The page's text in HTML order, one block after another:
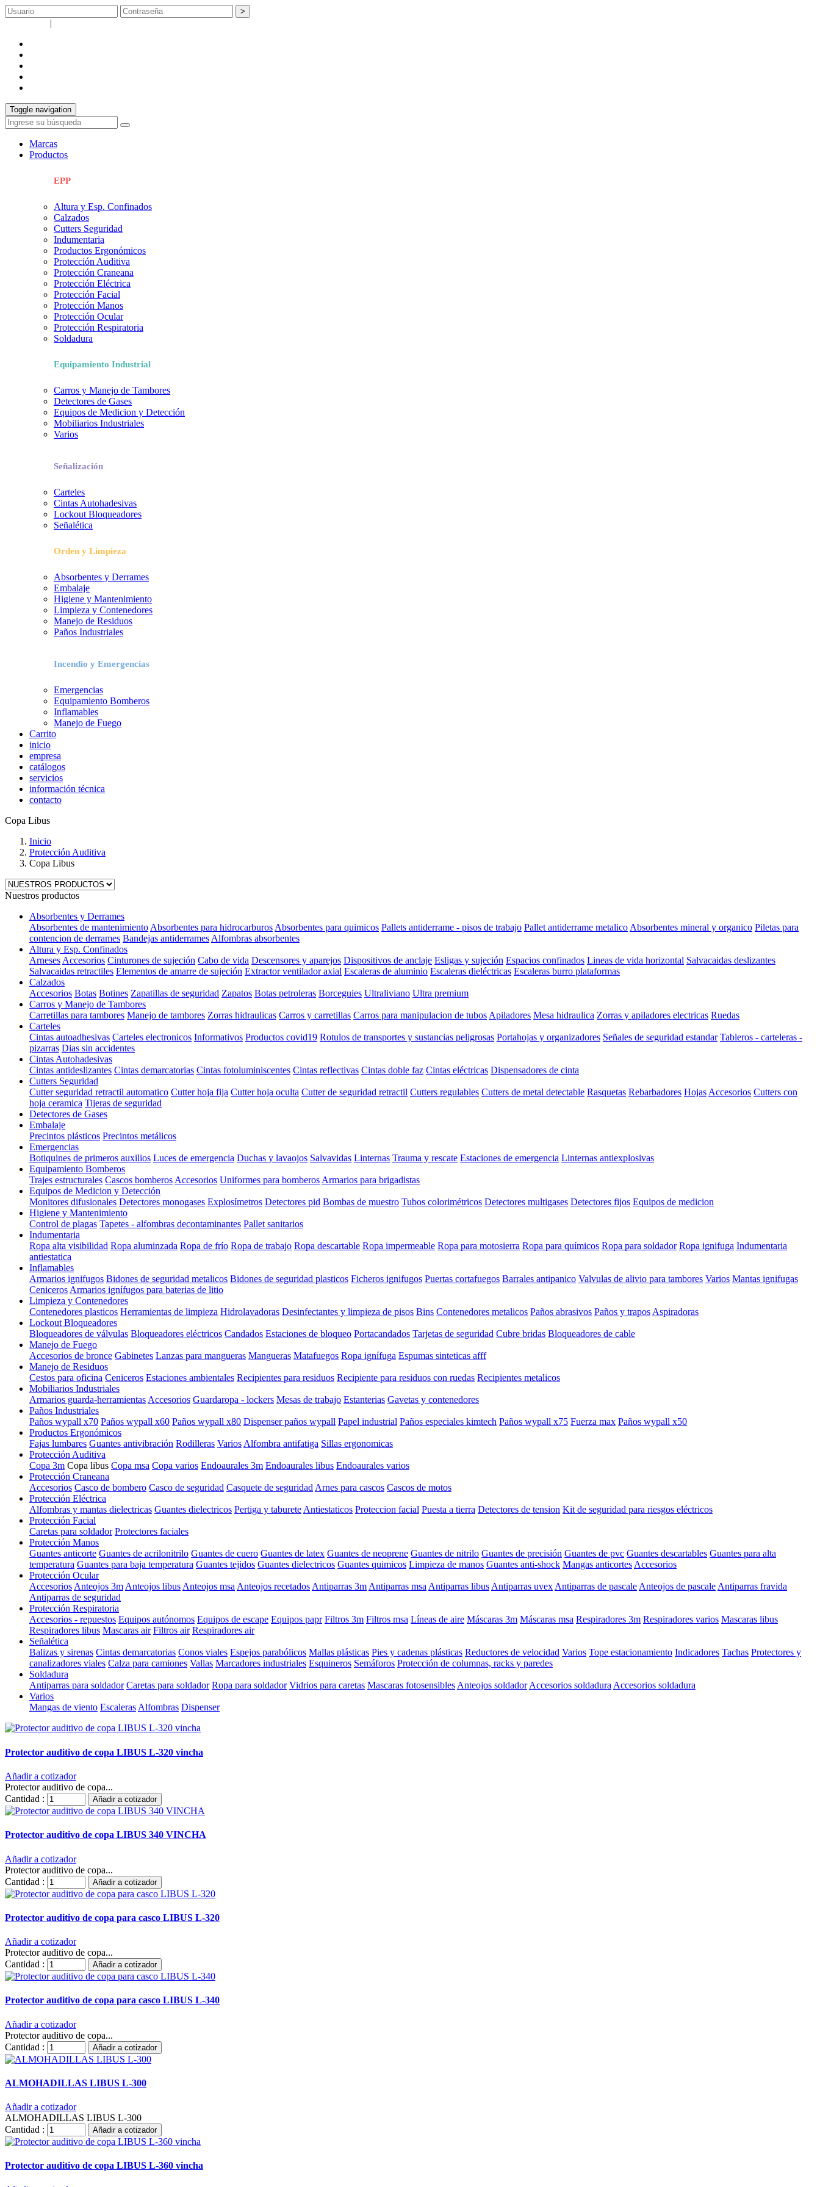
>
|
Toggle navigation
Marcas
Productos
EPP
Altura y Esp. Confinados
Calzados
Cutters Seguridad
Indumentaria
Productos Ergonómicos
Protección Auditiva
Protección Craneana
Protección Eléctrica
Protección Facial
Protección Manos
Protección Ocular
Protección Respiratoria
Soldadura
Equipamiento Industrial
Carros y Manejo de Tambores
Detectores de Gases
Equipos de Medicion y Detección
Mobiliarios Industriales
Varios
Señalización
Carteles
Cintas Autohadesivas
Lockout Bloqueadores
Señalética
Orden y Limpieza
Absorbentes y Derrames
Embalaje
Higiene y Mantenimiento
Limpieza y Contenedores
Manejo de Residuos
Paños Industriales
Incendio y Emergencias
Emergencias
Equipamiento Bomberos
Inflamables
Manejo de Fuego
Carrito
inicio
empresa
catálogos
servicios
información técnica
contacto
Copa Libus
Inicio
Protección Auditiva
Copa Libus
Nuestros productos
Absorbentes y Derrames
Absorbentes de mantenimientoAbsorbentes para hidrocarburosAbsorbentes para quimicos Pallets antiderrame - pisos de trabajo Pallet antiderrame metalicoAbsorbentes mineral y organico Piletas para
contencion de derrames Bandejas antiderramesAlfombras absorbentes
Altura y Esp. Confinados
ArnesesAccesorios Cinturones de sujeción Cabo de vida Descensores y aparejos Dispositivos de anclaje Esligas y sujeción Espacios confinados Lineas de vida horizontal Salvacaidas deslizantes
Salvacaidas retractiles Elementos de amarre de sujeción Extractor ventilador axial Escaleras de aluminio Escaleras dieléctricas Escaleras burro plataformas
Calzados
Accesorios Botas Botines Zapatillas de seguridad Zapatos Botas petroleras Borceguies Ultraliviano Ultra premium
Carros y Manejo de Tambores
Carretillas para tambores Manejo de tambores Zorras hidraulicas Carros y carretillas Carros para manipulacion de tubosApiladores Mesa hidraulica Zorras y apiladores electricas Ruedas
Carteles
Cintas autoadhesivas Carteles electronicos Informativos Productos covid19 Rotulos de transportes y sustancias peligrosas Portahojas y organizadores Señales de seguridad estandar Tableros - carteleras -
pizarras Dias sin accidentes
Cintas Autohadesivas
Cintas antideslizantes Cintas demarcatorias Cintas fotoluminiscentes Cintas reflectivas Cintas doble faz Cintas eléctricas Dispensadores de cinta
Cutters Seguridad
Cutter seguridad retractil automatico Cutter hoja fija Cutter hoja oculta Cutter de seguridad retractil Cutters regulables Cutters de metal detectable Rasquetas Rebarbadores HojasAccesorios Cutters con
hoja ceramica Tijeras de seguridad
Detectores de Gases
Embalaje
Precintos plásticos Precintos metálicos
Emergencias
Botiquines de primeros auxilios Luces de emergencia Duchas y lavaojos Salvavidas Linternas Trauma y rescate Estaciones de emergencia Linternas antiexplosivas
Equipamiento Bomberos
Trajes estructurales Cascos bomberosAccesorios Uniformes para bomberosArmarios para brigadistas
Equipos de Medicion y Detección
Monitores difusionales Detectores monogases Explosímetros Detectores pid Bombas de muestro Tubos colorimétricos Detectores multigases Detectores fijos Equipos de medicion
Higiene y Mantenimiento
Control de plagas Tapetes - alfombras decontaminantes Pallet sanitarios
Indumentaria
Ropa alta visibilidad Ropa aluminzada Ropa de frío Ropa de trabajo Ropa descartable Ropa impermeable Ropa para motosierra Ropa para químicos Ropa para soldador Ropa ignifuga Indumentaria
antiestatica
Inflamables
Armarios ignifugos Bidones de seguridad metalicos Bidones de seguridad plasticos Ficheros ignifugos Puertas cortafuegos Barrales antipanico Valvulas de alivio para tambores Varios Mantas ignifugas
CenicerosArmarios ignífugos para baterias de litio
Limpieza y Contenedores
Contenedores plasticos Herramientas de limpieza Hidrolavadoras Desinfectantes y limpieza de pisos Bins Contenedores metalicos Paños abrasivos Paños y traposAspiradoras
Lockout Bloqueadores
Bloqueadores de válvulas Bloqueadores eléctricos Candados Estaciones de bloqueo Portacandados Tarjetas de seguridad Cubre bridas Bloqueadores de cable
Manejo de Fuego
Accesorios de bronce Gabinetes Lanzas para mangueras Mangueras Matafuegos Ropa ignífuga Espumas sinteticas afff
Manejo de Residuos
Cestos para oficina Ceniceros Estaciones ambientales Recipientes para residuos Recipiente para residuos con ruedas Recipientes metalicos
Mobiliarios Industriales
Armarios guarda-herramientasAccesorios Guardaropa - lockers Mesas de trabajo Estanterias Gavetas y contenedores
Paños Industriales
Paños wypall x70 Paños wypall x60 Paños wypall x80 Dispenser paños wypall Papel industrial Paños especiales kimtech Paños wypall x75 Fuerza max Paños wypall x50
Productos Ergonómicos
Fajas lumbares Guantes antivibración Rodilleras VariosAlfombra antifatiga Sillas ergonomicas
Protección Auditiva
Copa 3m Copa libus Copa msa Copa varios Endoaurales 3m Endoaurales libus Endoaurales varios
Protección Craneana
Accesorios Casco de bombero Casco de seguridad Casquete de seguridadArnes para cascos Cascos de motos
Protección Eléctrica
Alfombras y mantas dielectricas Guantes dielectricos Pertiga y tabureteAntiestaticos Proteccion facial Puesta a tierra Detectores de tension Kit de seguridad para riesgos eléctricos
Protección Facial
Caretas para soldador Protectores faciales
Protección Manos
Guantes anticorte Guantes de acrilonitrilo Guantes de cuero Guantes de latex Guantes de neoprene Guantes de nitrilo Guantes de precisión Guantes de pvc Guantes descartables Guantes para alta
temperatura Guantes para baja temperatura Guantes tejidos Guantes dielectricos Guantes quimicos Limpieza de manos Guantes anti-shock Mangas anticortesAccesorios
Protección Ocular
AccesoriosAnteojos 3mAnteojos libusAnteojos msaAnteojos recetadosAntiparras 3mAntiparras msaAntiparras libusAntiparras uvexAntiparras de pascaleAnteojos de pascaleAntiparras fravida
Antiparras de seguridad
Protección Respiratoria
Accesorios - repuestos Equipos autónomos Equipos de escape Equipos papr Filtros 3m Filtros msa Líneas de aire Máscaras 3m Máscaras msa Respiradores 3m Respiradores varios Mascaras libus
Respiradores libus Mascaras air Filtros air Respiradores air
Señalética
Balizas y sirenas Cintas demarcatorias Conos viales Espejos parabólicos Mallas plásticas Pies y cadenas plásticas Reductores de velocidad Varios Tope estacionamiento Indicadores Tachas Protectores y
canalizadores viales Calza para camiones Vallas Marcadores industriales Esquineros Semáforos Protección de columnas, racks y paredes
Soldadura
Antiparras para soldador Caretas para soldador Ropa para soldador Vidrios para caretas Mascaras fotosensiblesAnteojos soldadorAccesorios soldaduraAccesorios soldadura
Varios
Mangas de viento EscalerasAlfombras Dispenser
Protector auditivo de copa LIBUS L-320 vincha
Añadir a cotizador
Protector auditivo de copa...
Cantidad :
Añadir a cotizador
Protector auditivo de copa LIBUS 340 VINCHA
Añadir a cotizador
Protector auditivo de copa...
Cantidad :
Añadir a cotizador
Protector auditivo de copa para casco LIBUS L-320
Añadir a cotizador
Protector auditivo de copa...
Cantidad :
Añadir a cotizador
Protector auditivo de copa para casco LIBUS L-340
Añadir a cotizador
Protector auditivo de copa...
Cantidad :
Añadir a cotizador
ALMOHADILLAS LIBUS L-300
Añadir a cotizador
ALMOHADILLAS LIBUS L-300
Cantidad :
Añadir a cotizador
Protector auditivo de copa LIBUS L-360 vincha